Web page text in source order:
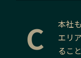
C 本社
エリ
ること